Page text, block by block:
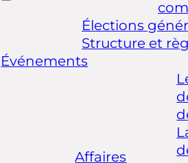
Élections
Structure et
Événements
Affaires